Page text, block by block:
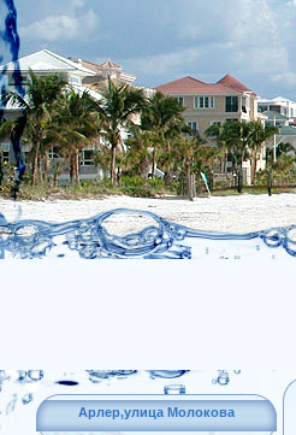
Арлер,улица Молокова